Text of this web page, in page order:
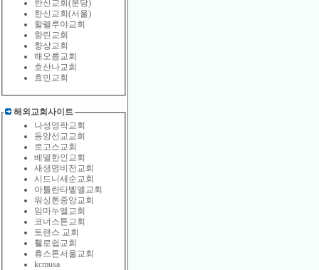
한신교회(분당)
한신교회(서울)
할렐루야교회
향린교회
향상교회
해오름교회
호산나교회
효민교회
해외교회사이트
나성영락교회
동양선교교회
로고스교회
베델한인교회
새생명비전교회
시드니새순교회
아틀란타벹엘교회
워싱톤중앙교회
임마누엘교회
코너스톤교회
토랜스 교회
휄로쉽교회
휴스톤서울교회
kcmusa